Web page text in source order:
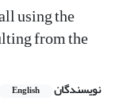
using the
from the
نویسندگان English